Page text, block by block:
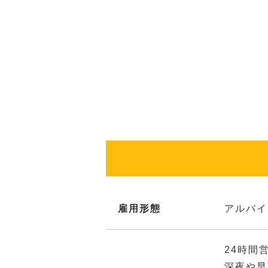
雇用形態 アルバ
24時間